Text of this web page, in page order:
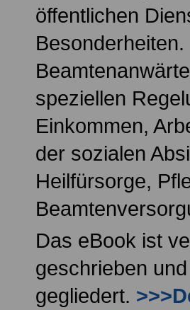
öffentlichen
speziellen
Einkommen,
der sozialen
Heilfürsorge,
Das eBook ist
geschrieben
gegliedert.